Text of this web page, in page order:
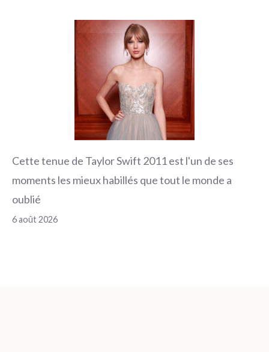
Cette tenue de Taylor Swift 2011 est l'un de ses
moments les mieux habillés que tout le monde a
oublié
6 août 2026